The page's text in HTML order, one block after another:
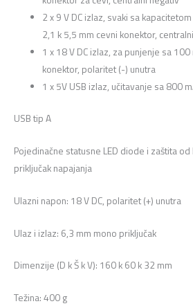
2 x 9 V DC izlaz, svaki sa
2,1 k 5,5 mm cevni konektor,
1 x 18 V DC izlaz, za ​​punjenje sa
konektor, polaritet (-) unutra
1 x 5V USB izlaz, učitavanje sa 800
USB tip A
Pojedinačne statusne LED diode i zaštita
priključak napajanja
Ulazni napon: 18 V DC, polaritet (+) unutra
Ulaz i izlaz: 6,3 mm mono priključak
Dimenzije (D k Š k V): 160 k 60 k 32 mm
Težina: 400 g